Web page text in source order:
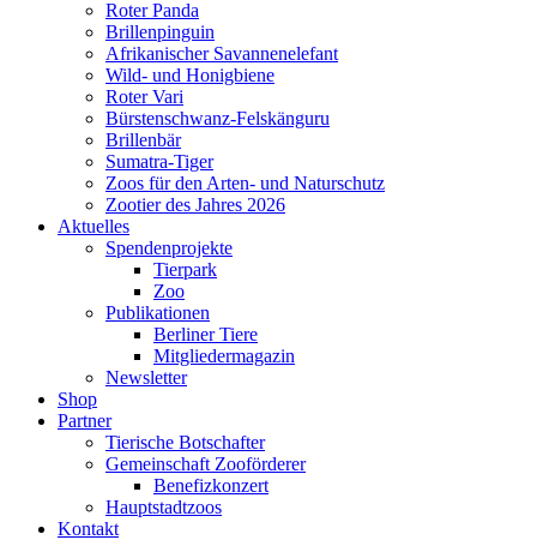
Roter Panda
Brillenpinguin
Afrikanischer Savannenelefant
Wild- und Honigbiene
Roter Vari
Bürstenschwanz-Felskänguru
Brillenbär
Sumatra-Tiger
Zoos für den Arten- und Naturschutz
Zootier des Jahres 2026
Aktuelles
Spendenprojekte
Tierpark
Zoo
Publikationen
Berliner Tiere
Mitgliedermagazin
Newsletter
Shop
Partner
Tierische Botschafter
Gemeinschaft Zooförderer
Benefizkonzert
Hauptstadtzoos
Kontakt